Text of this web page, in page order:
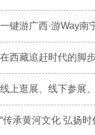
一键游广西·游Way南
在西藏追赶时代的脚
线上逛展、线下参展
“传承黄河文化 弘扬